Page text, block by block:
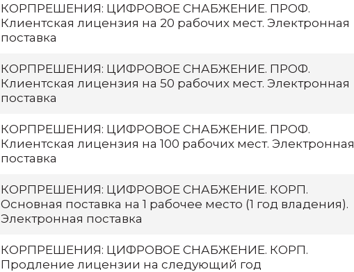
КОРПРЕШЕНИЯ: ЦИФРОВОЕ СНАБЖЕНИЕ. ПРОФ.
Клиентская лицензия на 20 рабочих мест. Электронная
поставка
КОРПРЕШЕНИЯ: ЦИФРОВОЕ СНАБЖЕНИЕ. ПРОФ.
Клиентская лицензия на 50 рабочих мест. Электронная
поставка
КОРПРЕШЕНИЯ: ЦИФРОВОЕ СНАБЖЕНИЕ. ПРОФ.
Клиентская лицензия на 100 рабочих мест. Электронная
поставка
КОРПРЕШЕНИЯ: ЦИФРОВОЕ СНАБЖЕНИЕ. КОРП.
Основная поставка на 1 рабочее место (1 год владения).
Электронная поставка
КОРПРЕШЕНИЯ: ЦИФРОВОЕ СНАБЖЕНИЕ. КОРП.
Продление лицензии на следующий год